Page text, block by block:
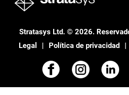
Stratasys Ltd. © 2026.
Legal
Política de privacidad